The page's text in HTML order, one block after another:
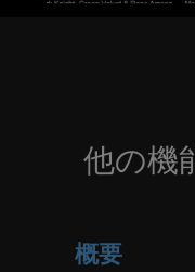
他の機
概要